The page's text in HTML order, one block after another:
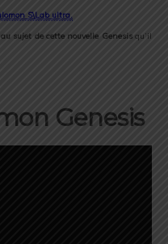
S\Lab ultra.
au sujet de cette nouvelle Genesisqu’il
Genesis